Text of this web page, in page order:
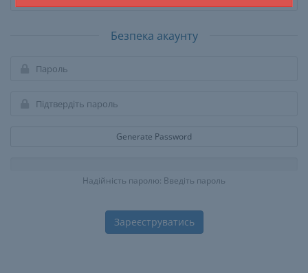
Безпека акаунту
Generate Password
Надійність паролю: Введіть пароль